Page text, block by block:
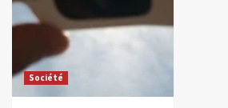
Société